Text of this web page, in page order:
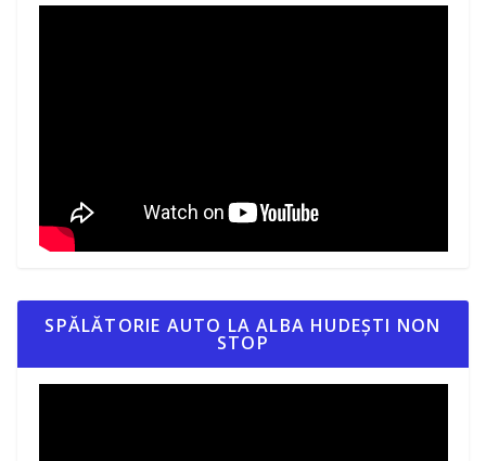
SPĂLĂTORIE AUTO LA ALBA HUDEȘTI NON
STOP